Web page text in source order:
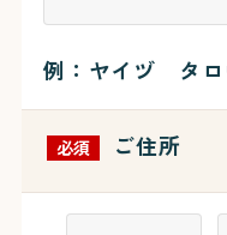
例：ヤイヅ タロ
必須 ご住所